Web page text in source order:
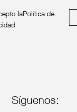
laPolítica de
Síguenos: